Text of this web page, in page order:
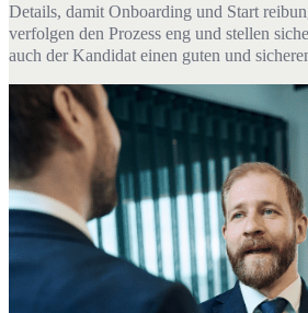
Details, damit Onboarding und Start
verfolgen den Prozess eng und stellen
auch der Kandidat einen guten und